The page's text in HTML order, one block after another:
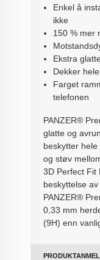
Enkel å
ikke
150 % mer
Ekstra
Dekker
Farget
telefonen
PANZER®
glatte og
beskytter
og støv
3D Perfect Fit
beskyttelse
PANZER®
0,33 mm
(9H) enn